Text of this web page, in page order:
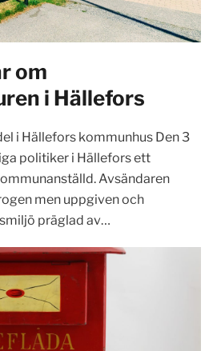
om
i Hällefors
i Hällefors kommunhus Den 3
politiker i Hällefors ett
Avsändaren
men uppgiven och
präglad av…